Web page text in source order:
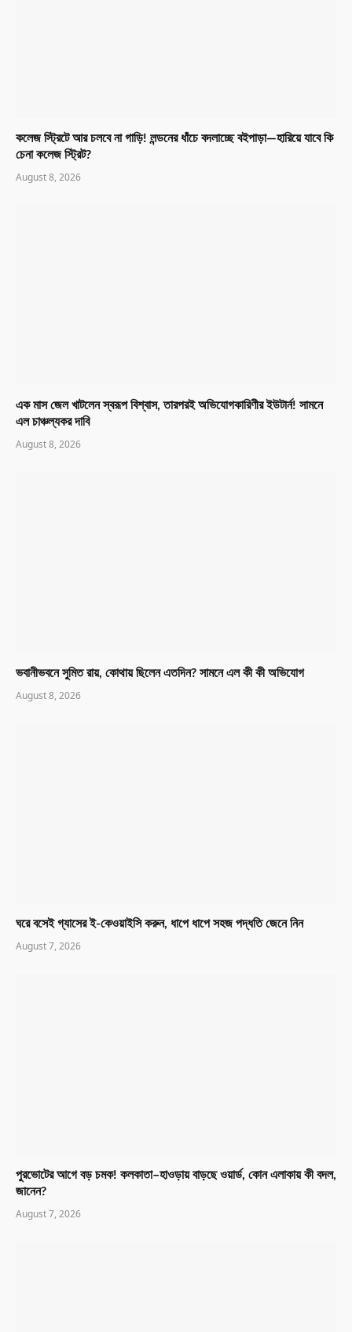
কলেজ স্ট্রিটে আর চলবে না গাড়ি! লন্ডনের ধাঁচে বদলাচ্ছে বইপাড়া—হারিয়ে যাবে কি
চেনা কলেজ স্ট্রিট?
August 8, 2026
এক মাস জেল খাটলেন স্বরূপ বিশ্বাস, তারপরই অভিযোগকারিণীর ইউটার্ন! সামনে
এল চাঞ্চল্যকর দাবি
August 8, 2026
ভবানীভবনে সুমিত রায়, কোথায় ছিলেন এতদিন? সামনে এল কী কী অভিযোগ
August 8, 2026
ঘরে বসেই গ্যাসের ই-কেওয়াইসি করুন, ধাপে ধাপে সহজ পদ্ধতি জেনে নিন
August 7, 2026
পুরভোটের আগে বড় চমক! কলকাতা–হাওড়ায় বাড়ছে ওয়ার্ড, কোন এলাকায় কী বদল,
জানেন?
August 7, 2026